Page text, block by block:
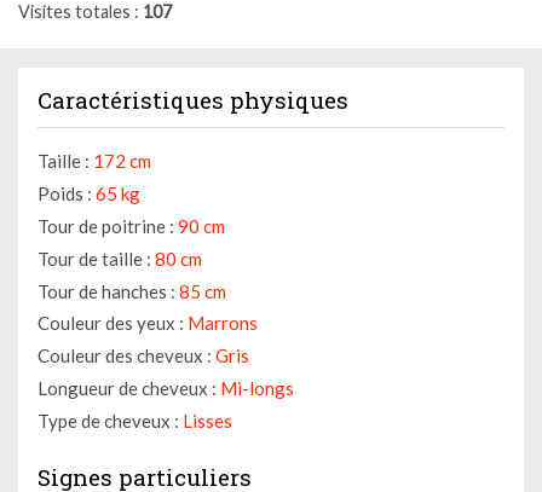
Visites totales 107
Caractéristiques physiques
Taille : 172 cm
Poids : 65 kg
Tour de poitrine : 90 cm
Tour de taille : 80 cm
Tour de hanches : 85 cm
Couleur des yeux : Marrons
Couleur des cheveux : Gris
Longueur de cheveux : Mi-longs
Type de cheveux : Lisses
Signes particuliers